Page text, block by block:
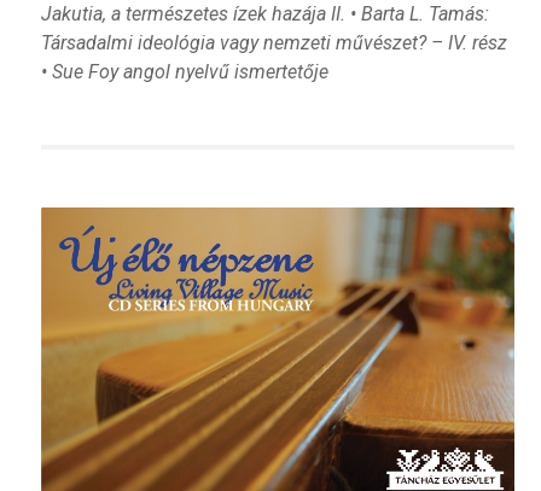
Jakutia, a természetes ízek hazája II. • Barta L. Tamás:
Társadalmi ideológia vagy nemzeti művészet? – IV. rész
• Sue Foy angol nyelvű ismertetője